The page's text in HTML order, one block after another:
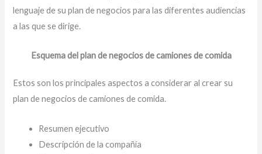
lenguaje de su plan de negocios para las diferentes audiencias
a las que se dirige.
Esquema del plan de negocios de camiones de comida
Estos son los principales aspectos a considerar al crear su
plan de negocios de camiones de comida.
Resumen ejecutivo
Descripción de la compañía